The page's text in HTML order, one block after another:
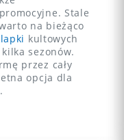
Stale
na bieżąco
kultowych
sezonów.
przez cały
opcja dla